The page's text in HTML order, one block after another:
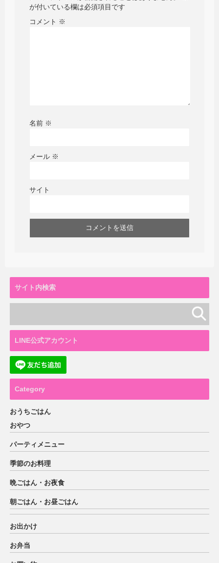
が付いている欄は必須項目です
コメント ※
名前 ※
メール ※
サイト
サイト内検索
LINE公式アカウント
Category
おうちごはん
おやつ
パーティメニュー
季節のお料理
晩ごはん・お夜食
朝ごはん・お昼ごはん
お出かけ
お弁当